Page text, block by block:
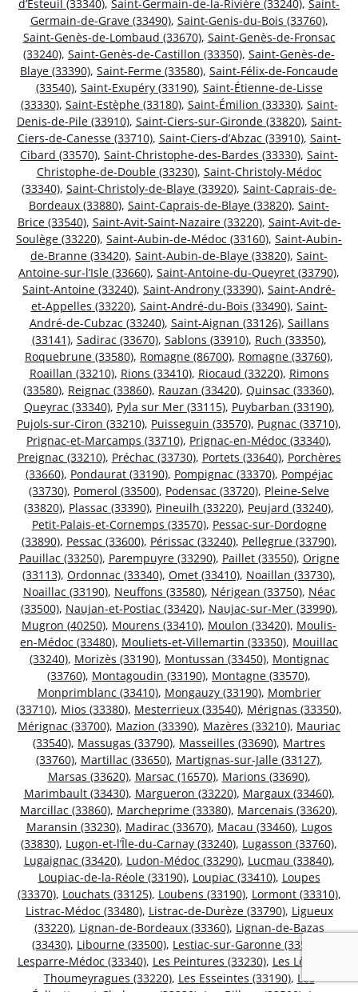
d’Esteuil (33340), Saint-Germain-de-la-Rivière (33240), Saint-
Germain-de-Grave (33490), Saint-Genis-du-Bois (33760),
Saint-Genès-de-Lombaud (33670), Saint-Genès-de-Fronsac
(33240), Saint-Genès-de-Castillon (33350), Saint-Genès-de-
Blaye (33390), Saint-Ferme (33580), Saint-Félix-de-Foncaude
(33540), Saint-Exupéry (33190), Saint-Étienne-de-Lisse
(33330), Saint-Estèphe (33180), Saint-Émilion (33330), Saint-
Denis-de-Pile (33910), Saint-Ciers-sur-Gironde (33820), Saint-
Ciers-de-Canesse (33710), Saint-Ciers-d’Abzac (33910), Saint-
Cibard (33570), Saint-Christophe-des-Bardes (33330), Saint-
Christophe-de-Double (33230), Saint-Christoly-Médoc
(33340), Saint-Christoly-de-Blaye (33920), Saint-Caprais-de-
Bordeaux (33880), Saint-Caprais-de-Blaye (33820), Saint-
Brice (33540), Saint-Avit-Saint-Nazaire (33220), Saint-Avit-de-
Soulège (33220), Saint-Aubin-de-Médoc (33160), Saint-Aubin-
de-Branne (33420), Saint-Aubin-de-Blaye (33820), Saint-
Antoine-sur-l’Isle (33660), Saint-Antoine-du-Queyret (33790),
Saint-Antoine (33240), Saint-Androny (33390), Saint-André-
et-Appelles (33220), Saint-André-du-Bois (33490), Saint-
André-de-Cubzac (33240), Saint-Aignan (33126), Saillans
(33141), Sadirac (33670), Sablons (33910), Ruch (33350),
Roquebrune (33580), Romagne (86700), Romagne (33760),
Roaillan (33210), Rions (33410), Riocaud (33220), Rimons
(33580), Reignac (33860), Rauzan (33420), Quinsac (33360),
Queyrac (33340), Pyla sur Mer (33115), Puybarban (33190),
Pujols-sur-Ciron (33210), Puisseguin (33570), Pugnac (33710),
Prignac-et-Marcamps (33710), Prignac-en-Médoc (33340),
Preignac (33210), Préchac (33730), Portets (33640), Porchères
(33660), Pondaurat (33190), Pompignac (33370), Pompéjac
(33730), Pomerol (33500), Podensac (33720), Pleine-Selve
(33820), Plassac (33390), Pineuilh (33220), Peujard (33240),
Petit-Palais-et-Cornemps (33570), Pessac-sur-Dordogne
(33890), Pessac (33600), Périssac (33240), Pellegrue (33790),
Pauillac (33250), Parempuyre (33290), Paillet (33550), Origne
(33113), Ordonnac (33340), Omet (33410), Noaillan (33730),
Noaillac (33190), Neuffons (33580), Nérigean (33750), Néac
(33500), Naujan-et-Postiac (33420), Naujac-sur-Mer (33990),
Mugron (40250), Mourens (33410), Moulon (33420), Moulis-
en-Médoc (33480), Mouliets-et-Villemartin (33350), Mouillac
(33240), Morizès (33190), Montussan (33450), Montignac
(33760), Montagoudin (33190), Montagne (33570),
Monprimblanc (33410), Mongauzy (33190), Mombrier
(33710), Mios (33380), Mesterrieux (33540), Mérignas (33350),
Mérignac (33700), Mazion (33390), Mazères (33210), Mauriac
(33540), Massugas (33790), Masseilles (33690), Martres
(33760), Martillac (33650), Martignas-sur-Jalle (33127),
Marsas (33620), Marsac (16570), Marions (33690),
Marimbault (33430), Margueron (33220), Margaux (33460),
Marcillac (33860), Marcheprime (33380), Marcenais (33620),
Maransin (33230), Madirac (33670), Macau (33460), Lugos
(33830), Lugon-et-l’Île-du-Carnay (33240), Lugasson (33760),
Lugaignac (33420), Ludon-Médoc (33290), Lucmau (33840),
Loupiac-de-la-Réole (33190), Loupiac (33410), Loupes
(33370), Louchats (33125), Loubens (33190), Lormont (33310),
Listrac-Médoc (33480), Listrac-de-Durèze (33790), Ligueux
(33220), Lignan-de-Bordeaux (33360), Lignan-de-Bazas
(33430), Libourne (33500), Lestiac-sur-Garonne (33550)
Lesparre-Médoc (33340), Les Peintures (33230), Les Lèves-et-
Thoumeyragues (33220), Les Esseintes (33190), Les